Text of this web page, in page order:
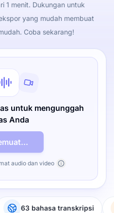
1 menit. Dukungan untuk
yang mudah membuat
Coba sekarang!
untuk mengunggah
Anda
audio dan video
63 bahasa transkripsi